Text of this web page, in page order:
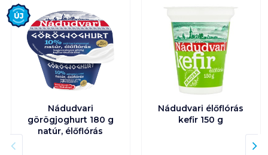
Nádudvari
görögjoghurt 180 g
natúr, élőflórás
Új
Nádudvari élőflórás
kefir 150 g